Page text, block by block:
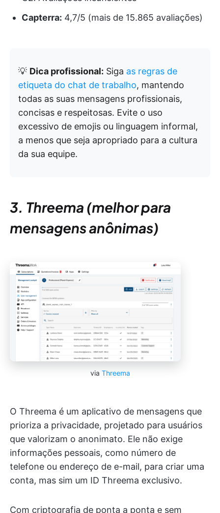
Capterra: 4,7/5 (mais de 15.865 avaliações)
💡 Dica profissional: Siga as regras de
etiqueta do chat de trabalho, mantendo
todas as suas mensagens profissionais,
concisas e respeitosas. Evite o uso
excessivo de emojis ou linguagem informal,
a menos que seja apropriado para a cultura
da sua equipe.
3. Threema (melhor para
mensagens anônimas)
via Threema
O Threema é um aplicativo de mensagens que
prioriza a privacidade, projetado para usuários
que valorizam o anonimato. Ele não exige
informações pessoais, como número de
telefone ou endereço de e-mail, para criar uma
conta, mas sim um ID Threema exclusivo.
Com criptografia de ponta a ponta e sem